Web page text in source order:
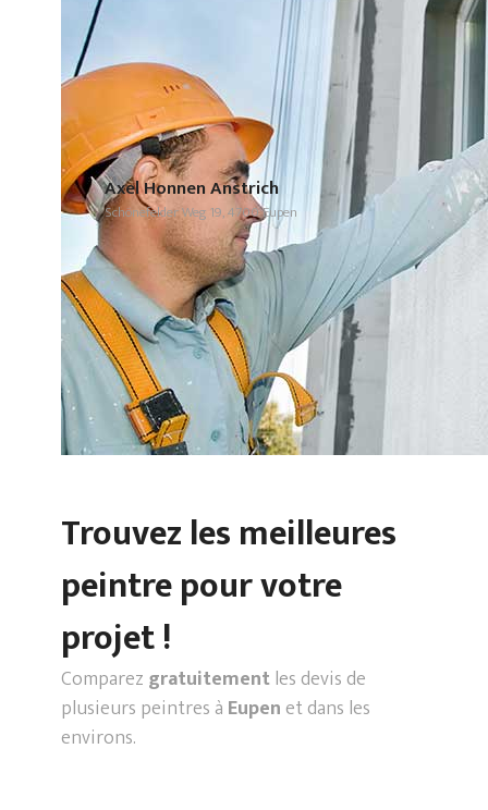
Axel Honnen Anstrich
Schönefelder Weg 19, 4700 Eupen
Trouvez les meilleures
peintre pour votre
projet !
Comparez gratuitementles devis de
plusieurs peintres à Eupenet dans les
environs.